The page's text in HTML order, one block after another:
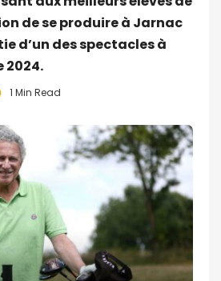
de se produire à Jarnac
d’un des spectacles à
2024.
1 Min Read